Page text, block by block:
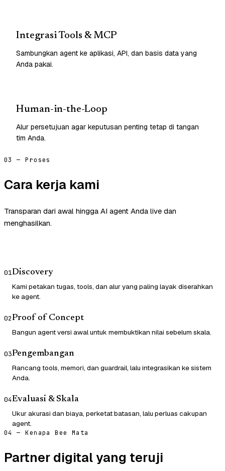
Integrasi Tools & MCP
Sambungkan agent ke aplikasi, API, dan basis data yang
Anda pakai.
Human-in-the-Loop
Alur persetujuan agar keputusan penting tetap di tangan
tim Anda.
03 — Proses
Cara kerja kami
Transparan dari awal hingga AI agent Anda live dan
menghasilkan.
01Discovery
Kami petakan tugas, tools, dan alur yang paling layak diserahkan
ke agent.
02Proof of Concept
Bangun agent versi awal untuk membuktikan nilai sebelum skala.
03Pengembangan
Rancang tools, memori, dan guardrail, lalu integrasikan ke sistem
Anda.
04Evaluasi & Skala
Ukur akurasi dan biaya, perketat batasan, lalu perluas cakupan
agent.
04 — Kenapa Bee Mata
Partner digital yang teruji